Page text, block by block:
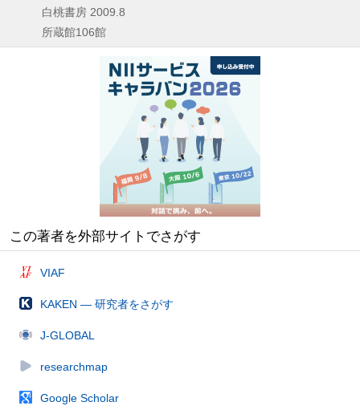
白桃書房 2009.8
所蔵館106館
この著者を外部サイトでさがす
VIAF
KAKEN — 研究者をさがす
J-GLOBAL
researchmap
Google Scholar